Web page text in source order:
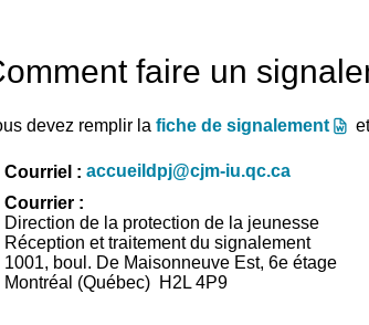
faire un
devez remplir la fiche de signalement
Courriel : accueildpj@cjm-iu.qc.ca
Courrier :
Direction de la protection de la jeunesse
Réception et traitement du signalement
1001, boul. De Maisonneuve Est, 6e étage
Montréal (Québec) H2L 4P9